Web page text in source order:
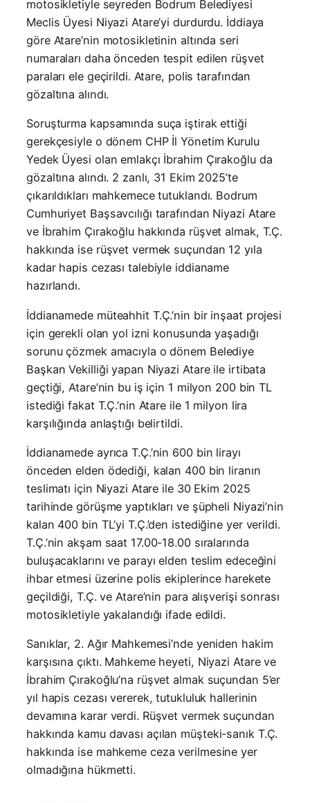
motosikletiyle seyreden Bodrum Belediyesi
Meclis Üyesi Niyazi Atare’yi durdurdu. İddiaya
göre Atare’nin motosikletinin altında seri
numaraları daha önceden tespit edilen rüşvet
paraları ele geçirildi. Atare, polis tarafından
gözaltına alındı.
Soruşturma kapsamında suça iştirak ettiği
gerekçesiyle o dönem CHP İl Yönetim Kurulu
Yedek Üyesi olan emlakçı İbrahim Çırakoğlu da
gözaltına alındı. 2 zanlı, 31 Ekim 2025’te
çıkarıldıkları mahkemece tutuklandı. Bodrum
Cumhuriyet Başsavcılığı tarafından Niyazi Atare
ve İbrahim Çırakoğlu hakkında rüşvet almak, T.Ç.
hakkında ise rüşvet vermek suçundan 12 yıla
kadar hapis cezası talebiyle iddianame
hazırlandı.
İddianamede müteahhit T.Ç.’nin bir inşaat projesi
için gerekli olan yol izni konusunda yaşadığı
sorunu çözmek amacıyla o dönem Belediye
Başkan Vekilliği yapan Niyazi Atare ile irtibata
geçtiği, Atare’nin bu iş için 1 milyon 200 bin TL
istediği fakat T.Ç.’nin Atare ile 1 milyon lira
karşılığında anlaştığı belirtildi.
İddianamede ayrıca T.Ç.’nin 600 bin lirayı
önceden elden ödediği, kalan 400 bin liranın
teslimatı için Niyazi Atare ile 30 Ekim 2025
tarihinde görüşme yaptıkları ve şüpheli Niyazi’nin
kalan 400 bin TL’yi T.Ç.’den istediğine yer verildi.
T.Ç.’nin akşam saat 17.00-18.00 sıralarında
buluşacaklarını ve parayı elden teslim edeceğini
ihbar etmesi üzerine polis ekiplerince harekete
geçildiği, T.Ç. ve Atare’nin para alışverişi sonrası
motosikletiyle yakalandığı ifade edildi.
Sanıklar, 2. Ağır Mahkemesi’nde yeniden hakim
karşısına çıktı. Mahkeme heyeti, Niyazi Atare ve
İbrahim Çırakoğlu’na rüşvet almak suçundan 5’er
yıl hapis cezası vererek, tutukluluk hallerinin
devamına karar verdi. Rüşvet vermek suçundan
hakkında kamu davası açılan müşteki-sanık T.Ç.
hakkında ise mahkeme ceza verilmesine yer
olmadığına hükmetti.